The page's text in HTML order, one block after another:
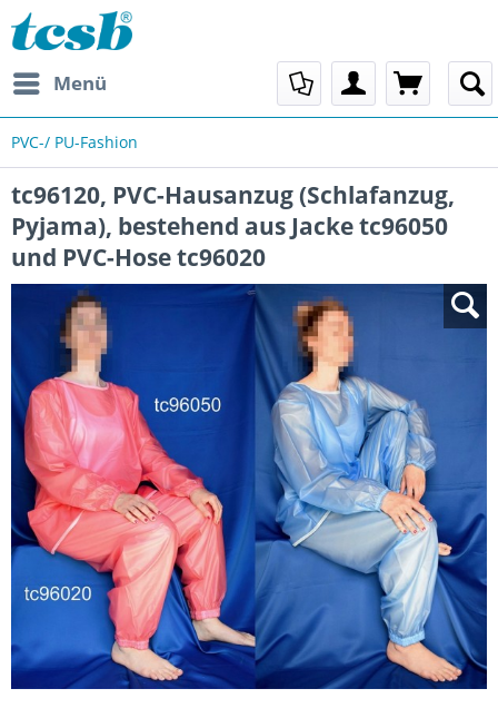
Menü
PVC-/ PU-Fashion
tc96120, PVC-Hausanzug (Schlafanzug,
Pyjama), bestehend aus Jacke tc96050
und PVC-Hose tc96020